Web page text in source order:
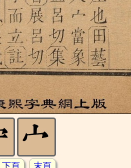
下頁 末頁